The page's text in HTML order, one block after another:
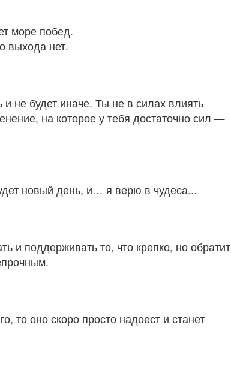
море побед.
выхода нет.
не будет иначе. Ты не в силах влиять
на которое у тебя достаточно сил —
новый день, и… я верю в чудеса...
и поддерживать то, что крепко, но обратит
то оно скоро просто надоест и станет